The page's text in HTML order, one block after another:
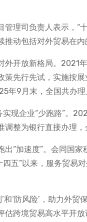
管理司负责人表示，“
推动包括对外贸易在
外开放新格局。2021
策先行先试，实施按
年9月末，全国共办理
实现企业“少跑路”。
调整为银行直接办理
出“加速度”。会同国
四五”以来，服务贸易
和‘防风险’，助力外
估跨境贸易高水平开